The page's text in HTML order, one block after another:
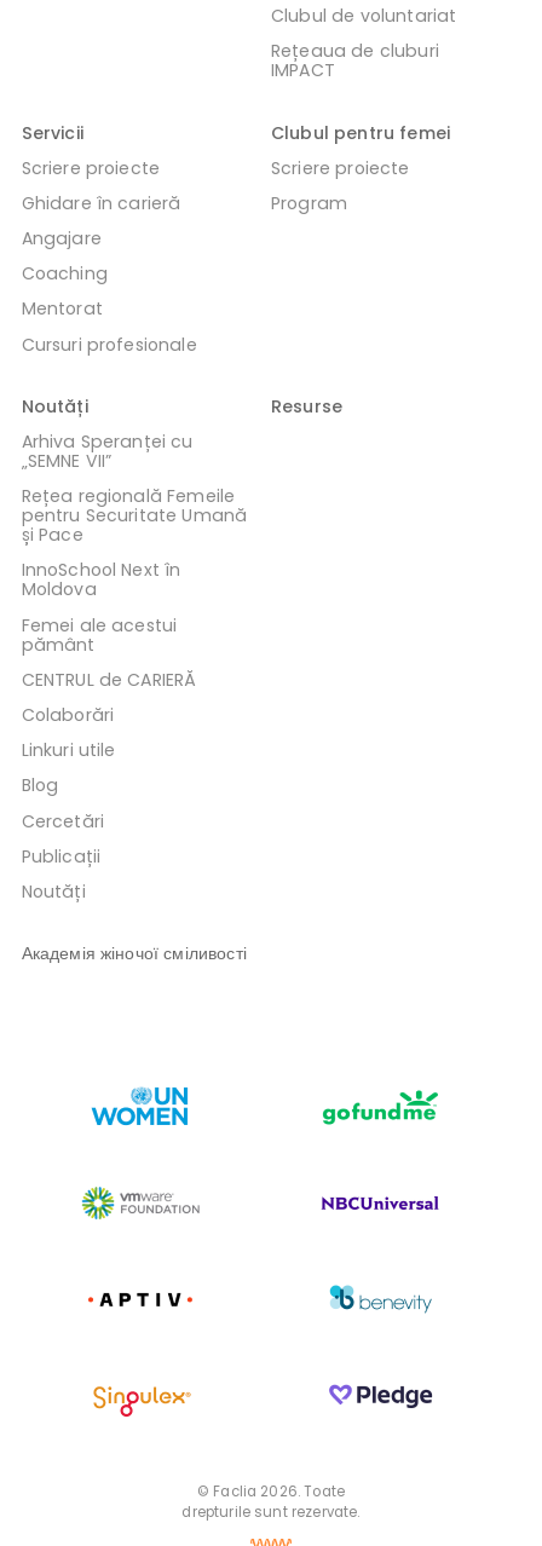
Clubul de voluntariat
Rețeaua de cluburi
IMPACT
Servicii
Scriere proiecte
Ghidare în carieră
Angajare
Coaching
Mentorat
Cursuri profesionale
Clubul pentru femei
Scriere proiecte
Program
Noutăți
Arhiva Speranței cu
„SEMNE VII”
Rețea regională Femeile
pentru Securitate Umană
și Pace
InnoSchool Next în
Moldova
Femei ale acestui
pământ
CENTRUL de CARIERĂ
Colaborări
Linkuri utile
Blog
Cercetări
Publicații
Noutăți
Resurse
Академія жіночої сміливості
© Faclia 2026. Toate
drepturile sunt rezervate.